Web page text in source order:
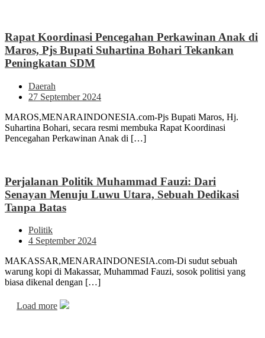
Rapat Koordinasi Pencegahan Perkawinan Anak di
Maros, Pjs Bupati Suhartina Bohari Tekankan
Peningkatan SDM
Daerah
27 September 2024
MAROS,MENARAINDONESIA.com-Pjs Bupati Maros, Hj.
Suhartina Bohari, secara resmi membuka Rapat Koordinasi
Pencegahan Perkawinan Anak di […]
Perjalanan Politik Muhammad Fauzi: Dari
Senayan Menuju Luwu Utara, Sebuah Dedikasi
Tanpa Batas
Politik
4 September 2024
MAKASSAR,MENARAINDONESIA.com-Di sudut sebuah
warung kopi di Makassar, Muhammad Fauzi, sosok politisi yang
biasa dikenal dengan […]
Load more